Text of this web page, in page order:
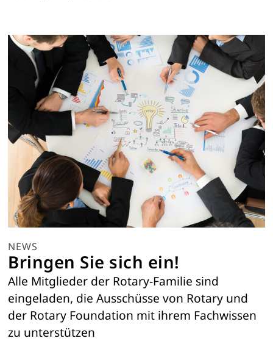
NEWS
Bringen Sie sich ein!
Alle Mitglieder der Rotary-Familie sind
eingeladen, die Ausschüsse von Rotary und
der Rotary Foundation mit ihrem Fachwissen
zu unterstützen